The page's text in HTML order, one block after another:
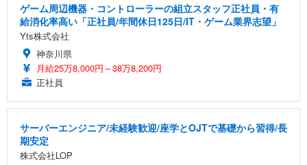
ゲーム周辺機器・コントローラーの組立スタッフ正社員・有
給消化率高い「正社員/年間休日125日/IT・ゲーム業界志望」
Yts株式会社
神奈川県
月給25万8,000円～38万8,200円
正社員
サーバーエンジニア/未経験歓迎/座学とOJTで基礎から習得/長
期安定
株式会社LOP